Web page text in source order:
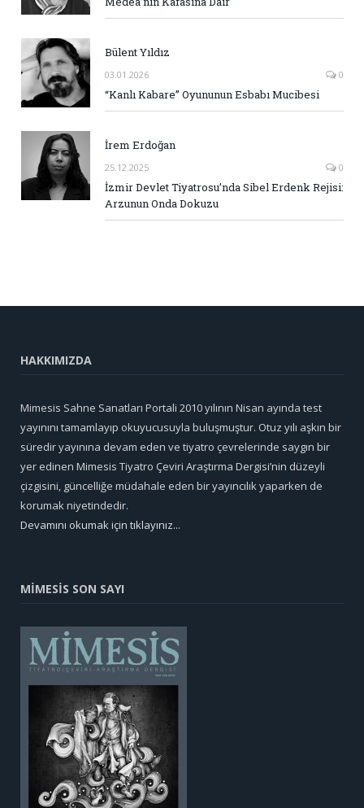
Bülent Yıldız
03.01.2026 0
“Kanlı Kabare” Oyununun Esbabı Mucibesi
İrem Erdoğan
25.12.2025 0
İzmir Devlet Tiyatrosu’nda Sibel Erdenk Rejisi:
Arzunun Onda Dokuzu
HAKKIMIZDA
Mimesis Sahne Sanatları Portali 2010 yılının Nisan ayında test
yayınını tamamlayıp okuyucusuyla buluşmuştur. Otuz yılı aşkın bir
süredir yayınına devam eden ve tiyatro çevrelerinde saygın bir
yer edinen Mimesis Tiyatro Çeviri Araştırma Dergisi’nin düzeyli
çizgisini, güncelliğe müdahale eden bir yayıncılık yaparken de
korumak niyetindedir.
Devamını okumak için tıklayınız...
MİMESİS SON SAYI